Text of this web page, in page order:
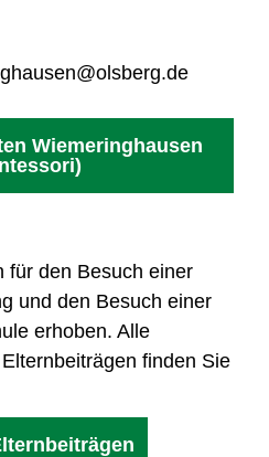
Wiemeringhausen
für den Besuch einer
und den Besuch einer
erhoben. Alle
finden Sie